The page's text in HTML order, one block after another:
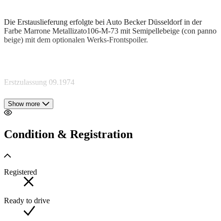
Die Erstauslieferung erfolgte bei Auto Becker Düsseldorf in der
Farbe Marrone Metallizato106-M-73 mit Semipellebeige (con panno
beige) mit dem optionalen Werks-Frontspoiler.
Erstzulassung 09.1974
Im Jahr 1999 wurde der Dino im Zustand 4+ verkauft und
im Jahr 2000 Beginn der Vollrestauration (Nut and Bolt):
Karosserie - entlackt und gestrahlt nur von innen.
Show more
Condition & Registration
Registered
Ready to drive